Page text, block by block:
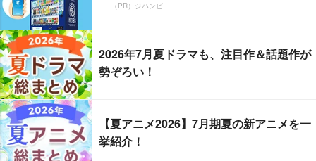
（PR）ジハンピ
2026年7月夏ドラマも、注目作＆話題作が
勢ぞろい！
【夏アニメ2026】7月期夏の新アニメを一
挙紹介！